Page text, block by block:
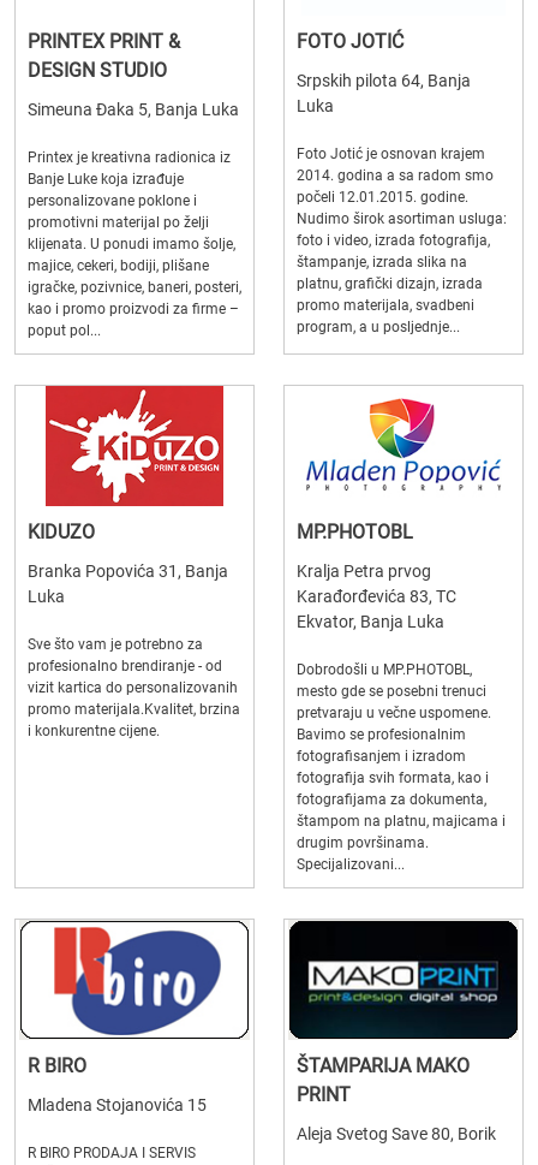
PRINTEX PRINT &
DESIGN STUDIO
Simeuna Đaka 5, Banja Luka
Printex je kreativna radionica iz
Banje Luke koja izrađuje
personalizovane poklone i
promotivni materijal po želji
klijenata. U ponudi imamo šolje,
majice, cekeri, bodiji, plišane
igračke, pozivnice, baneri, posteri,
kao i promo proizvodi za firme –
poput pol...
FOTO JOTIĆ
Srpskih pilota 64, Banja
Luka
Foto Jotić je osnovan krajem
2014. godina a sa radom smo
počeli 12.01.2015. godine.
Nudimo širok asortiman usluga:
foto i video, izrada fotografija,
štampanje, izrada slika na
platnu, grafički dizajn, izrada
promo materijala, svadbeni
program, a u posljednje...
KIDUZO
Branka Popovića 31, Banja
Luka
Sve što vam je potrebno za
profesionalno brendiranje - od
vizit kartica do personalizovanih
promo materijala.Kvalitet, brzina
i konkurentne cijene.
MP.PHOTOBL
Kralja Petra prvog
Karađorđevića 83, TC
Ekvator, Banja Luka
Dobrodošli u MP.PHOTOBL,
mesto gde se posebni trenuci
pretvaraju u večne uspomene.
Bavimo se profesionalnim
fotografisanjem i izradom
fotografija svih formata, kao i
fotografijama za dokumenta,
štampom na platnu, majicama i
drugim površinama.
Specijalizovani...
R BIRO
Mladena Stojanovića 15
R BIRO PRODAJA I SERVIS
ŠTAMPARIJA MAKO
PRINT
Aleja Svetog Save 80, Borik